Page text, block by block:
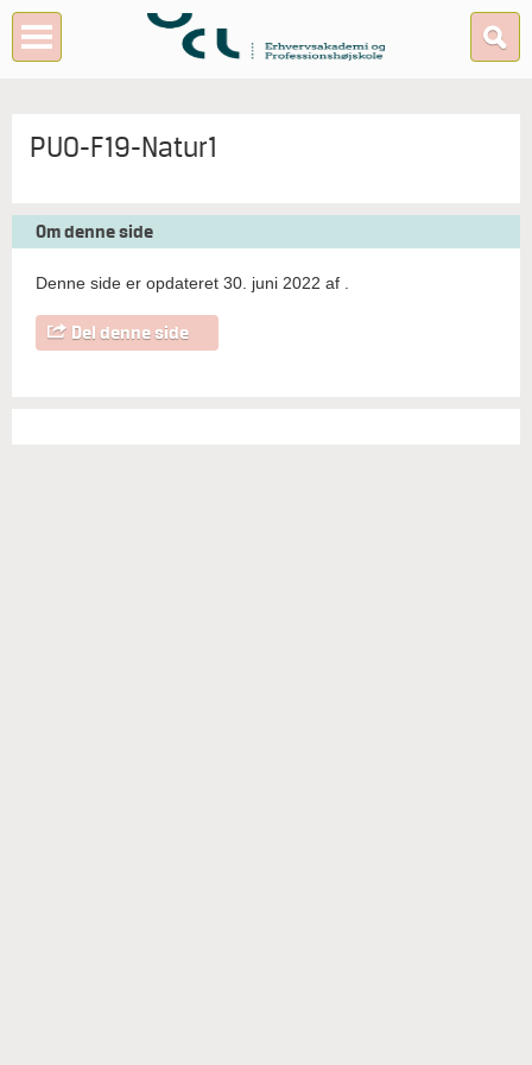
PUO-F19-Natur1
Om denne side
Denne side er opdateret 30. juni 2022 af
Del denne side